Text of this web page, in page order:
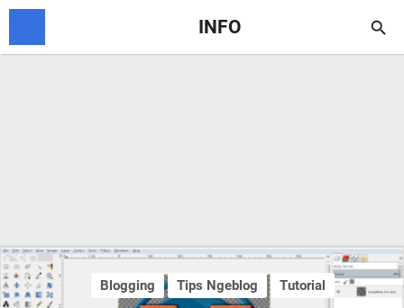
INFO 
Blogging Tips Ngeblog Tutorial